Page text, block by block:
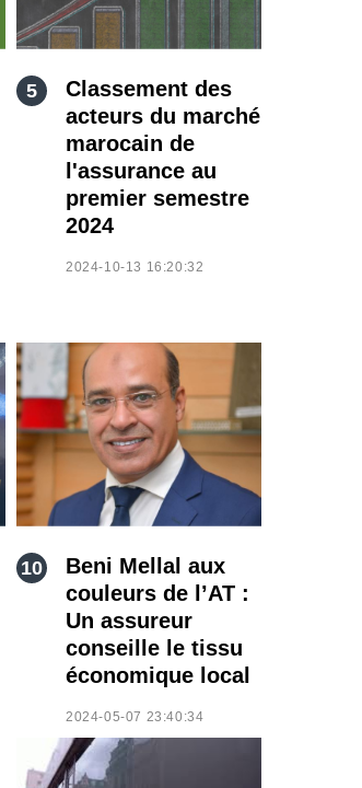
Classement des
acteurs du marché
marocain de
l'assurance au
premier semestre
2024
2024-10-13 16:20:32
Beni Mellal aux
couleurs de l’AT :
Un assureur
conseille le tissu
économique local
2024-05-07 23:40:34